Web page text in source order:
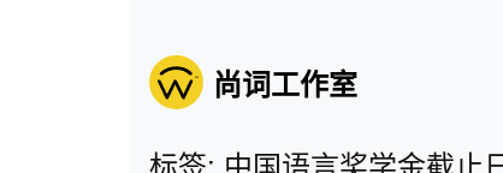
尚词工作室
标签: 中国语言奖学金截止